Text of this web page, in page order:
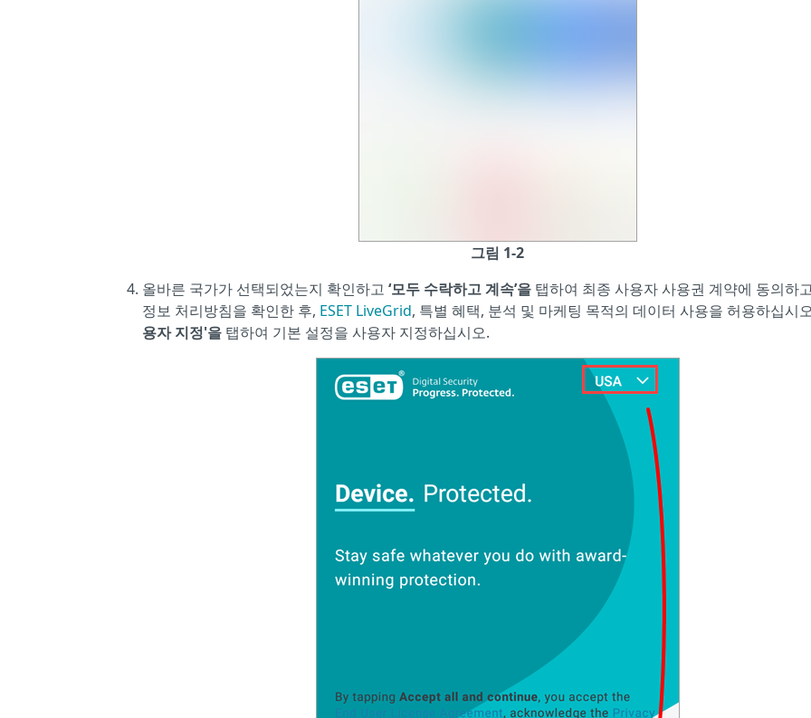
그림 1-2
올바른 국가가 선택되었는지 확인하고 ‘모두 수락하고 계속’을 탭하여 최종 사용자 사용권 계약에 동의하
정보 처리방침을 확인한 후, ESET LiveGrid, 특별 혜택, 분석 및 마케팅 목적의 데이터 사용을 허용하십시
용자 지정'을 탭하여 기본 설정을 사용자 지정하십시오.